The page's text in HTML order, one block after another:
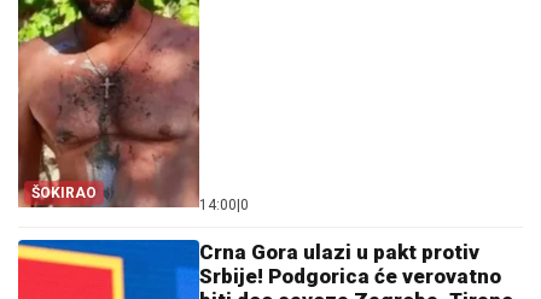
ŠOKIRAO
14:00 0
Crna Gora ulazi u pakt protiv
Srbije! Podgorica će verovatno